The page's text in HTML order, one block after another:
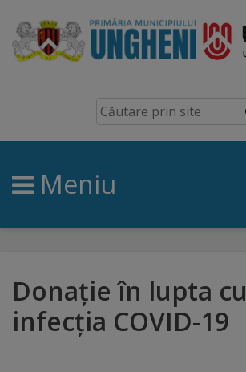
Ungheni
Prezentare
generală
Simbolurile
brand
Orașe
Meniu
Donație în lupta cu
infecția COVID-19